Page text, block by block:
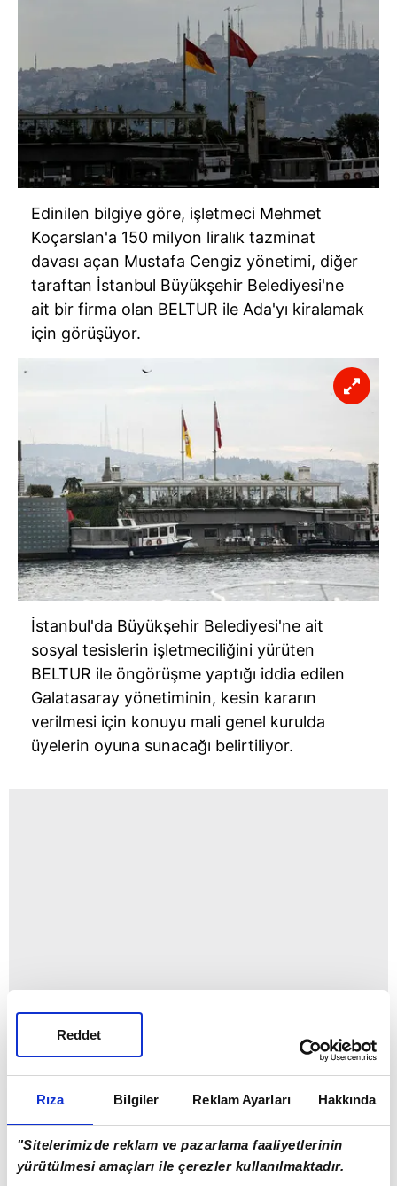
Rıza Bilgiler Reklam Ayarları Hakkında
"Sitelerimizde reklam ve pazarlama faaliyetlerinin
yürütülmesi amaçları ile çerezler kullanılmaktadır.
Reddet
Edinilen bilgiye göre, işletmeci Mehmet
Koçarslan'a 150 milyon liralık tazminat
davası açan Mustafa Cengiz yönetimi, diğer
taraftan İstanbul Büyükşehir Belediyesi'ne
ait bir firma olan BELTUR ile Ada'yı kiralamak
için görüşüyor.
İstanbul'da Büyükşehir Belediyesi'ne ait
sosyal tesislerin işletmeciliğini yürüten
BELTUR ile öngörüşme yaptığı iddia edilen
Galatasaray yönetiminin, kesin kararın
verilmesi için konuyu mali genel kurulda
üyelerin oyuna sunacağı belirtiliyor.